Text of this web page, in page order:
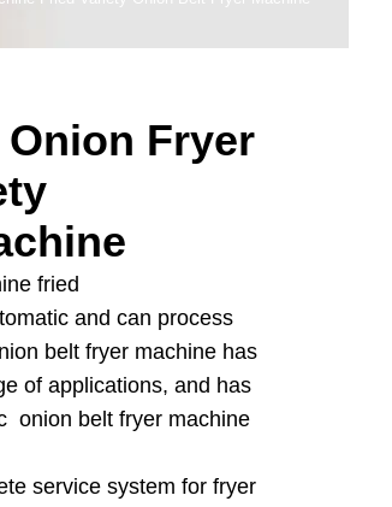
Fryer
fried
and can process
belt fryer machine has
of applications, and has
onion belt fryer machine
service system for fryer